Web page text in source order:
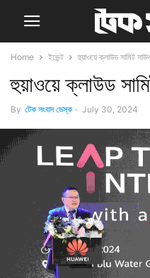
Home ইভেন্ট হুয়াওয়ে ক্লাউড সামিট
হুয়াওয়ে ক্লাউড
By টেক সংবাদ ডেস্ক - July 30, 2024